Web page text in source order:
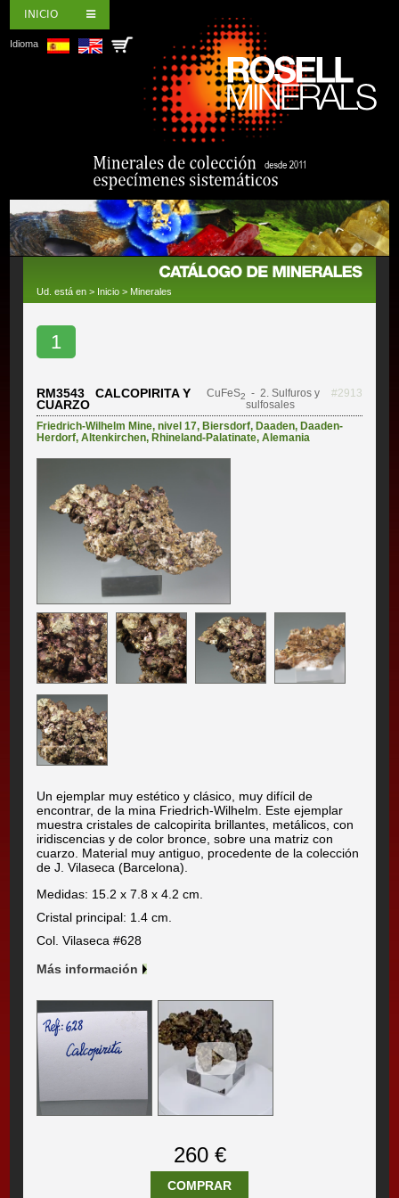
INICIO
Idioma
Ud. está en > Inicio > Minerales
1
RM3543 CALCOPIRITA Y
CUARZO
CuFeS2
- 2. Sulfuros y
sulfosales
#2913
Friedrich-Wilhelm Mine, nivel 17, Biersdorf, Daaden, Daaden-
Herdorf,Altenkirchen, Rhineland-Palatinate,Alemania
Un ejemplar muy estético y clásico, muy difícil de
encontrar, de la mina Friedrich-Wilhelm. Este ejemplar
muestra cristales de calcopirita brillantes, metálicos, con
iridiscencias y de color bronce, sobre una matriz con
cuarzo. Material muy antiguo, procedente de la colección
de J. Vilaseca (Barcelona).
Medidas: 15.2 x 7.8 x 4.2 cm.
Cristal principal: 1.4 cm.
Col. Vilaseca #628
Más información
260 €
COMPRAR